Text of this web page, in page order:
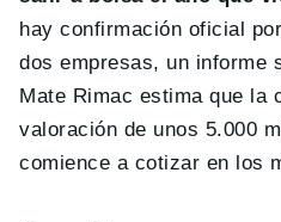
hay confirmación oficial
dos empresas, un informe
Mate Rimac estima que la
valoración de unos 5.000
comience a cotizar en los